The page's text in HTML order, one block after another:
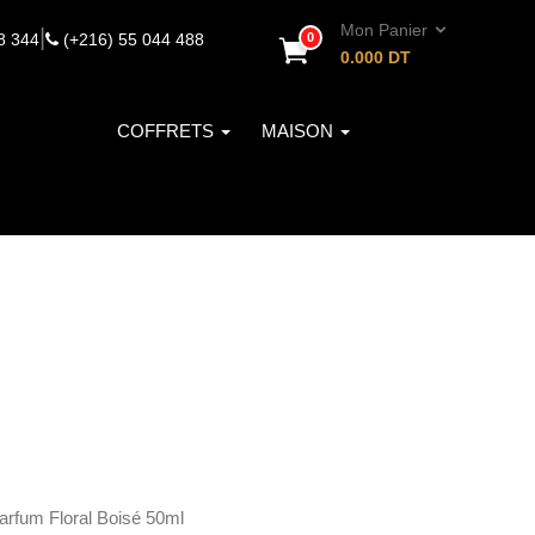
344 (+216) 55 044 488 0
Mon Panier
0.000 DT
COFFRETS MAISON
Floral Boisé 50ml